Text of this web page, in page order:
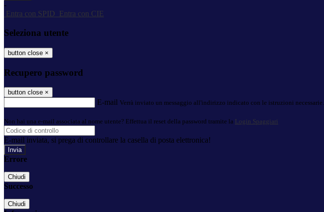
-
Entra con SPID
Entra con CIE
Seleziona utente
button close ×
Recupero password
button close ×
E-mail Verrà inviato un messaggio all'indirizzo indicato con le istruzioni necessarie.
Non hai una e-mail associata al nome utente? Effettua il reset della password tramite la Login Spaggiari
E-mail inviata, si prega di controllare la casella di posta elettronica!
Errore
Chiudi
Successo
Chiudi